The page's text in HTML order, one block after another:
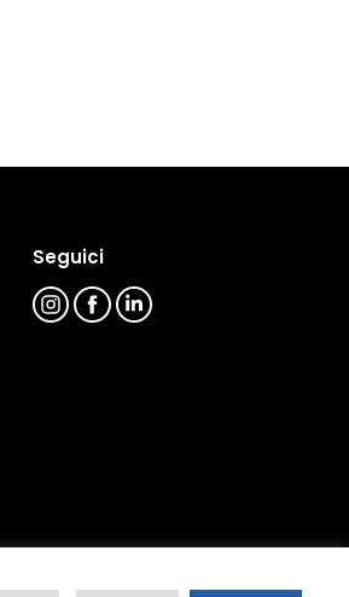
Seguici